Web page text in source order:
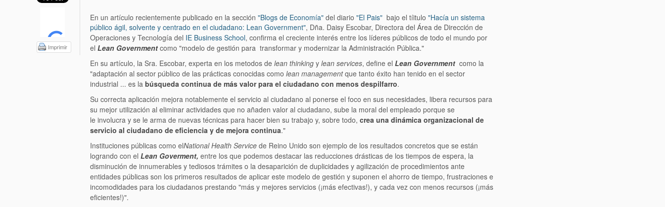
Imprimir
En un artículo recientemente publicado en la sección "Blogs de Economía" del diario "El Pais" bajo el tíitulo "Hacía un sistema
público ágil, solvente y centrado en el ciudadano: Lean Government", Dña. Daisy Escobar, Directora del Área de Dirección de
Operaciones y Tecnología del IE Business School, confirma el creciente interés entre los líderes públicos de todo el mundo por
el Lean Government como "modelo de gestión para transformar y modernizar la Administración Pública."
En su artículo, la Sra. Escobar, experta en los metodos de lean thinking y lean services, define el Lean Government como la
"adaptación al sector público de las prácticas conocidas como lean managementque tanto éxito han tenido en el sector
industrial ... es la búsqueda continua de más valor para el ciudadano con menos despilfarro.
Su correcta aplicación mejora notablemente el servicio al ciudadano al ponerse el foco en sus necesidades, libera recursos para
su mejor utilización al eliminar actividades que no añaden valor al ciudadano, sube la moral del empleado porque se
le involucra y se le arma de nuevas técnicas para hacer bien su trabajo y, sobre todo, crea una dinámica organizacional de
servicio al ciudadano de eficiencia y de mejora continua."
Instituciones públicas como elNational Health Service de Reino Unido son ejemplo de los resultados concretos que se están
logrando con el Lean Goverment, entre los que podemos destacar las reducciones drásticas de los tiempos de espera, la
disminución de innumerables y tediosos trámites o la desaparición de duplicidades y agilización de procedimientos ante
entidades públicas son los primeros resultados de aplicar este modelo de gestión y suponen el ahorro de tiempo, frustraciones e
incomodidades para los ciudadanos prestando "más y mejores servicios (¡más efectivas!), y cada vez con menos recursos (¡más
eficientes!)".